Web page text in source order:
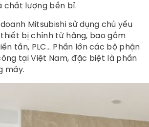
chất lượng bền bỉ.
Mitsubishi sử dụng chủ yếu
bị chính từ hãng, bao gồm
tần, PLC… Phần lớn các bộ phận
tại Việt Nam, đặc biệt là phần
máy.